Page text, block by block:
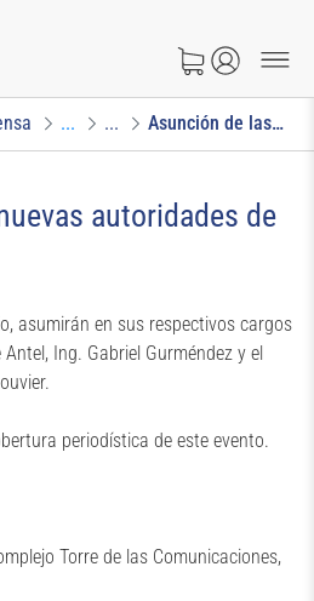
... ... Asunción de las nuevas autoridades de Antel
autoridades de
asumirán en sus respectivos cargos
Ing. Gabriel Gurméndez y el
periodística de este evento.
Torre de las Comunicaciones,